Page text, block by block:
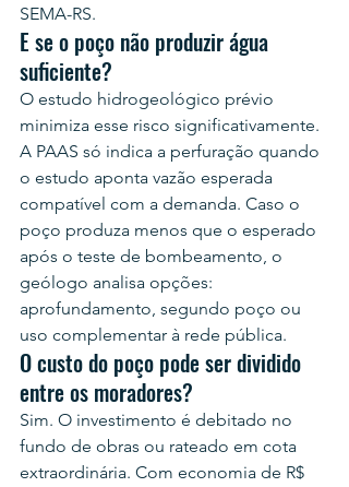
SEMA-RS.
E se o poço não produzir água
suficiente?
O estudo hidrogeológico prévio
minimiza esse risco significativamente.
A PAAS só indica a perfuração quando
o estudo aponta vazão esperada
compatível com a demanda. Caso o
poço produza menos que o esperado
após o teste de bombeamento, o
geólogo analisa opções:
aprofundamento, segundo poço ou
uso complementar à rede pública.
O custo do poço pode ser dividido
entre os moradores?
Sim. O investimento é debitado no
fundo de obras ou rateado em cota
extraordinária. Com economia de R$